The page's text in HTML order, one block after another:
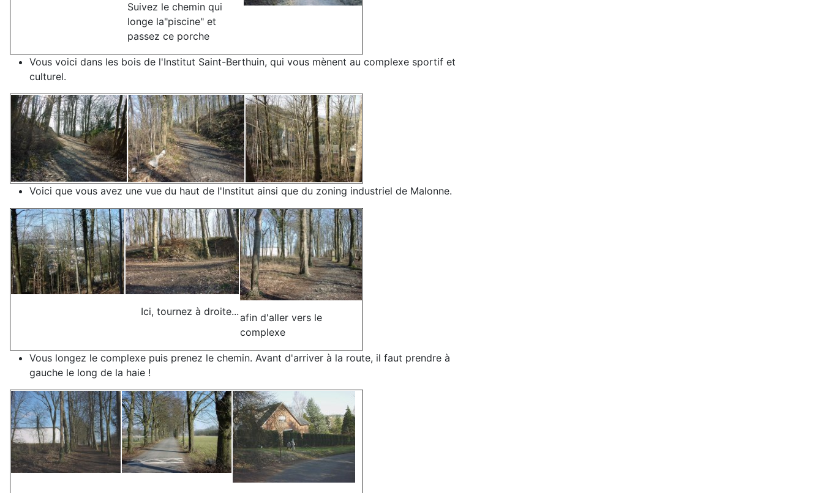
Suivez le chemin qui
longe la"piscine" et
passez ce porche
Vous voici dans les bois de l'Institut Saint-Berthuin, qui vous mènent au complexe sportif et
culturel.
Voici que vous avez une vue du haut de l'Institut ainsi que du zoning industriel de Malonne.
Ici, tournez à droite...
afin d'aller vers le
complexe
Vous longez le complexe puis prenez le chemin. Avant d'arriver à la route, il faut prendre à
gauche le long de la haie !